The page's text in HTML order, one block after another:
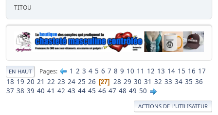
TITOU
EN HAUT Pages 1 2 3 4 5 6 7 8 9 10 11 12 13 14 15 16 17
18 19 20 21 22 23 24 25 26 27 28 29 30 31 32 33 34 35 36
37 38 39 40 41 42 43 44 45 46 47 48 49 50
ACTIONS DE L'UTILISATEUR